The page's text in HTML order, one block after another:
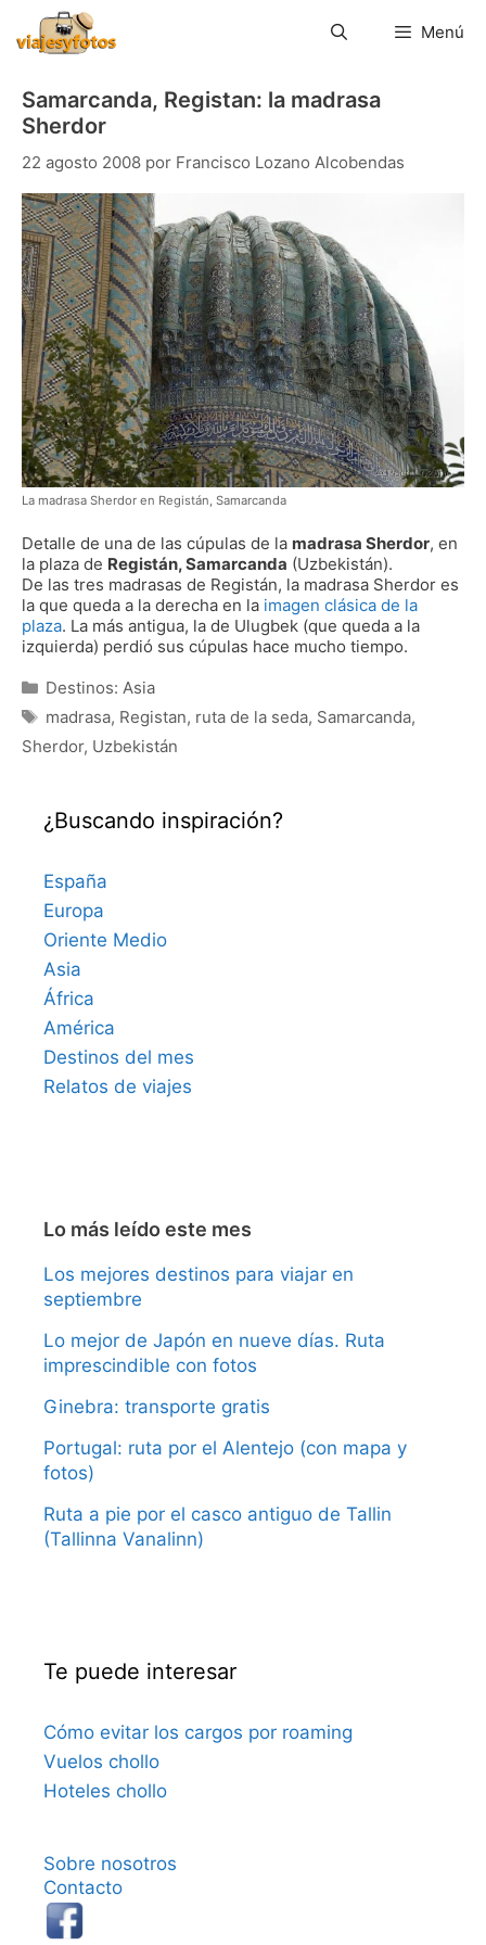
contenido
Menú
Samarcanda, Registan: la madrasa
Sherdor
22 agosto 2008 por Francisco Lozano Alcobendas
La madrasa Sherdor en Registán, Samarcanda
Detalle de una de las cúpulas de la madrasa Sherdor, en
la plaza de Registán, Samarcanda (Uzbekistán).
De las tres madrasas de Registán, la madrasa Sherdor es
la que queda a la derecha en la imagen clásica de la
plaza. La más antigua, la de Ulugbek (que queda a la
izquierda) perdió sus cúpulas hace mucho tiempo.
Categorías
Destinos: Asia
Etiquetas
madrasa, Registan, ruta de la seda, Samarcanda,
Sherdor, Uzbekistán
¿Buscando inspiración?
España
Europa
Oriente Medio
Asia
África
América
Destinos del mes
Relatos de viajes
Lo más leído este mes
Los mejores destinos para viajar en
septiembre
Lo mejor de Japón en nueve días. Ruta
imprescindible con fotos
Ginebra: transporte gratis
Portugal: ruta por el Alentejo (con mapa y
fotos)
Ruta a pie por el casco antiguo de Tallin
(Tallinna Vanalinn)
Te puede interesar
Cómo evitar los cargos por roaming
Vuelos chollo
Hoteles chollo
Sobre nosotros
Contacto